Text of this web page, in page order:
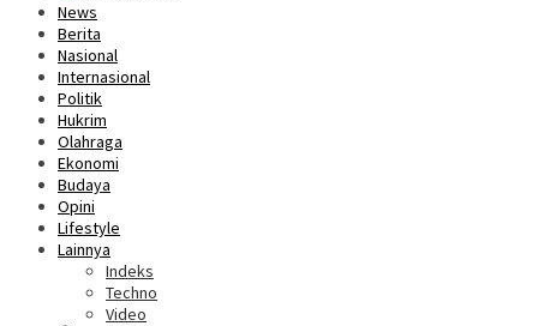
News
Berita
Nasional
Internasional
Politik
Hukrim
Olahraga
Ekonomi
Budaya
Opini
Lifestyle
Lainnya
Indeks
Techno
Video